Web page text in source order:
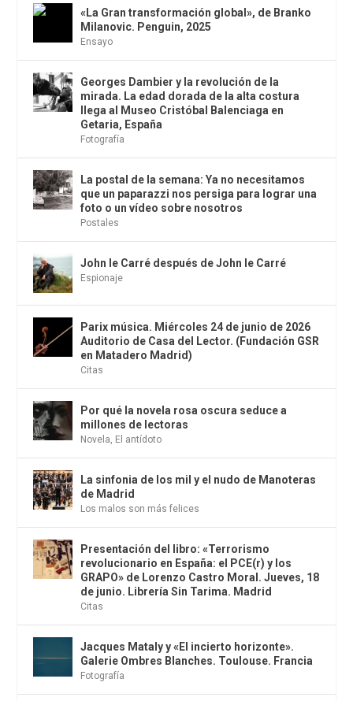
«La Gran transformación global», de Branko
Milanovic. Penguin, 2025
Ensayo
Georges Dambier y la revolución de la
mirada. La edad dorada de la alta costura
llega al Museo Cristóbal Balenciaga en
Getaria, España
Fotografía
La postal de la semana: Ya no necesitamos
que un paparazzi nos persiga para lograr una
foto o un vídeo sobre nosotros
Postales
John le Carré después de John le Carré
Espionaje
Parix música. Miércoles 24 de junio de 2026
Auditorio de Casa del Lector. (Fundación GSR
en Matadero Madrid)
Citas
Por qué la novela rosa oscura seduce a
millones de lectoras
Novela, El antídoto
La sinfonia de los mil y el nudo de Manoteras
de Madrid
Los malos son más felices
Presentación del libro: «Terrorismo
revolucionario en España: el PCE(r) y los
GRAPO» de Lorenzo Castro Moral. Jueves, 18
de junio. Librería Sin Tarima. Madrid
Citas
Jacques Mataly y «El incierto horizonte».
Galerie Ombres Blanches. Toulouse. Francia
Fotografía